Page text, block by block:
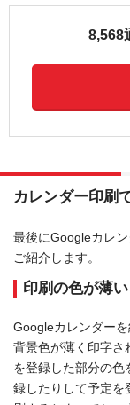
8,568
カレンダー印刷
最後にGoogleカレ
ご紹介します。
印刷の色が薄い
Googleカレンダー
背景色が薄く印字さ
を登録した部分の色
録したりして予定を